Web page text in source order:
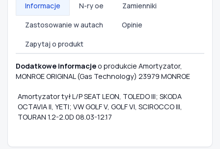
Informacje N-ry oe Zamienniki
Zastosowanie w autach Opinie
Zapytaj o produkt
Dodatkowe informacjeo produkcie Amortyzator,
MONROE ORIGINAL (Gas Technology) 23979 MONROE
Amortyzator tył L/P SEAT LEON, TOLEDO III; SKODA
OCTAVIA II, YETI; VW GOLF V, GOLF VI, SCIROCCO III,
TOURAN 1.2-2.0D 08.03-12.17